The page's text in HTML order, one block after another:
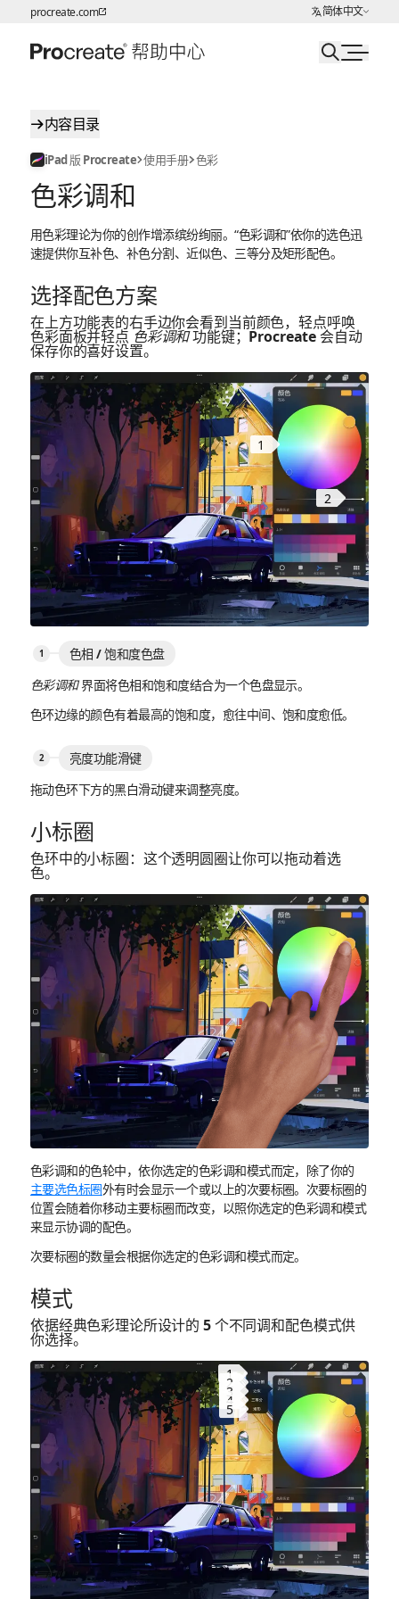
跳转至内容
procreate.com 简体中文
选择语言
内容目录
iPad 版 Procreate 使用手册 色彩
色彩调和
用色彩理论为你的创作增添缤纷绚丽。“色彩调和”依你的选色迅
速提供你互补色、补色分割、近似色、三等分及矩形配色。
选择配色方案
在上方功能表的右手边你会看到当前颜色，轻点呼唤
色彩面板并轻点 色彩调和功能键；Procreate 会自动
保存你的喜好设置。
1
2
色相 / 饱和度色盘
色彩调和界面将色相和饱和度结合为一个色盘显示。
色环边缘的颜色有着最高的饱和度，愈往中间、饱和度愈低。
亮度功能滑键
拖动色环下方的黑白滑动键来调整亮度。
小标圈
色环中的小标圈：这个透明圆圈让你可以拖动着选
色。
色彩调和的色轮中，依你选定的色彩调和模式而定，除了你的
主要选色标圈外有时会显示一个或以上的次要标圈。次要标圈的
位置会随着你移动主要标圈而改变，以照你选定的色彩调和模式
来显示协调的配色。
次要标圈的数量会根据你选定的色彩调和模式而定。
模式
依据经典色彩理论所设计的 5 个不同调和配色模式供
你选择。
1
2
3
4
5